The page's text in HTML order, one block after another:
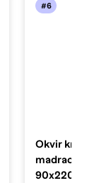
#6
Okvir kreveta
madraca
90x220 cm